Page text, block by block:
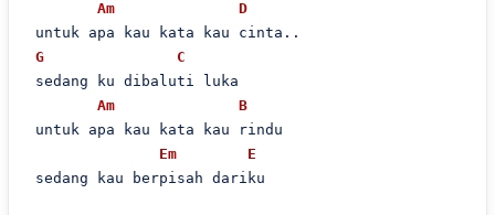
Am
D
untuk apa kau kata kau cinta..
G
C
sedang ku dibaluti luka
Am
B
untuk apa kau kata kau rindu
Em
E
sedang kau berpisah dariku